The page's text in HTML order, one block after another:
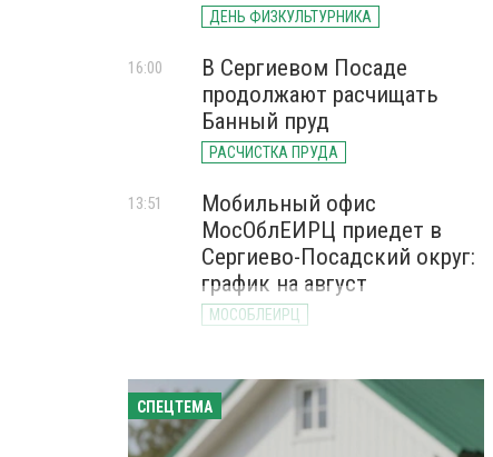
ДЕНЬ ФИЗКУЛЬТУРНИКА
В Сергиевом Посаде
продолжают расчищать
Банный пруд
РАСЧИСТКА ПРУДА
16:00
Мобильный офис
МосОблЕИРЦ приедет в
Сергиево-Посадский округ:
график на август
МОСОБЛЕИРЦ
13:51
СПЕЦТЕМА